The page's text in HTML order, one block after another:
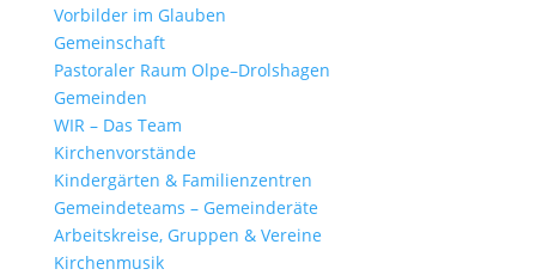
Vorbilder im Glauben
Gemein­schaft
Pasto­raler Raum Olpe–Drolshagen
Gemeinden
WIR – Das Team
Kirchen­vor­stände
Kinder­gärten & Familienzentren
Gemein­de­teams – Gemeinderäte
Arbeits­kreise, Gruppen & Vereine
Kirchen­musik